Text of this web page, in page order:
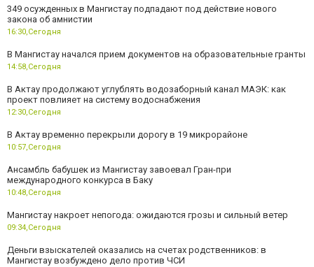
349 осужденных в Мангистау подпадают под действие нового
закона об амнистии
16:30,Сегодня
В Мангистау начался прием документов на образовательные гранты
14:58,Сегодня
В Актау продолжают углублять водозаборный канал МАЭК: как
проект повлияет на систему водоснабжения
12:30,Сегодня
В Актау временно перекрыли дорогу в 19 микрорайоне
10:57,Сегодня
Ансамбль бабушек из Мангистау завоевал Гран-при
международного конкурса в Баку
10:48,Сегодня
Мангистау накроет непогода: ожидаются грозы и сильный ветер
09:34,Сегодня
Деньги взыскателей оказались на счетах родственников: в
Мангистау возбуждено дело против ЧСИ